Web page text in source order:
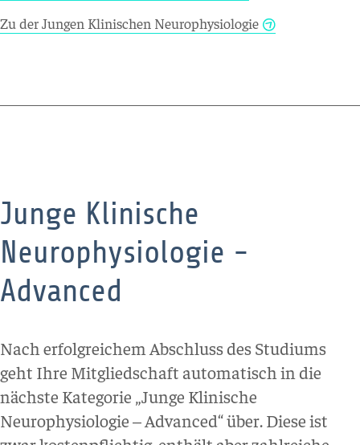
Zu der Jungen Klinischen Neurophysiologie
Junge Klinische
Neurophysiologie -
Advanced
Nach erfolgreichem Abschluss des Studiums
geht Ihre Mitgliedschaft automatisch in die
nächste Kategorie „Junge Klinische
Neurophysiologie – Advanced“ über. Diese ist